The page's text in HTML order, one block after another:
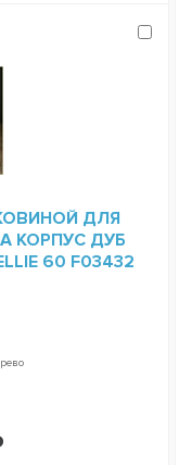
ДЛЯ
КОРПУС ДУБ
60 F03432